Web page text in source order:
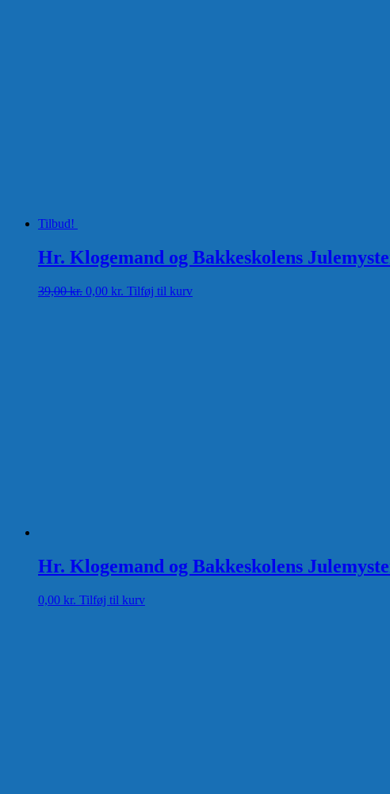
Tilbud!
Hr. Klogemand og Bakkeskolens
39,00kr. Den
0,00 kr. Den
Tilføj til kurv
Hr. Klogemand og Bakkeskolens
0,00 kr. Tilføj til kurv